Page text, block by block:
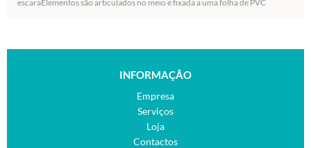
escaraElementos são articulados no meio e fixada a uma folha de PVC
INFORMAÇÃO
Empresa
Serviços
Loja
Contactos